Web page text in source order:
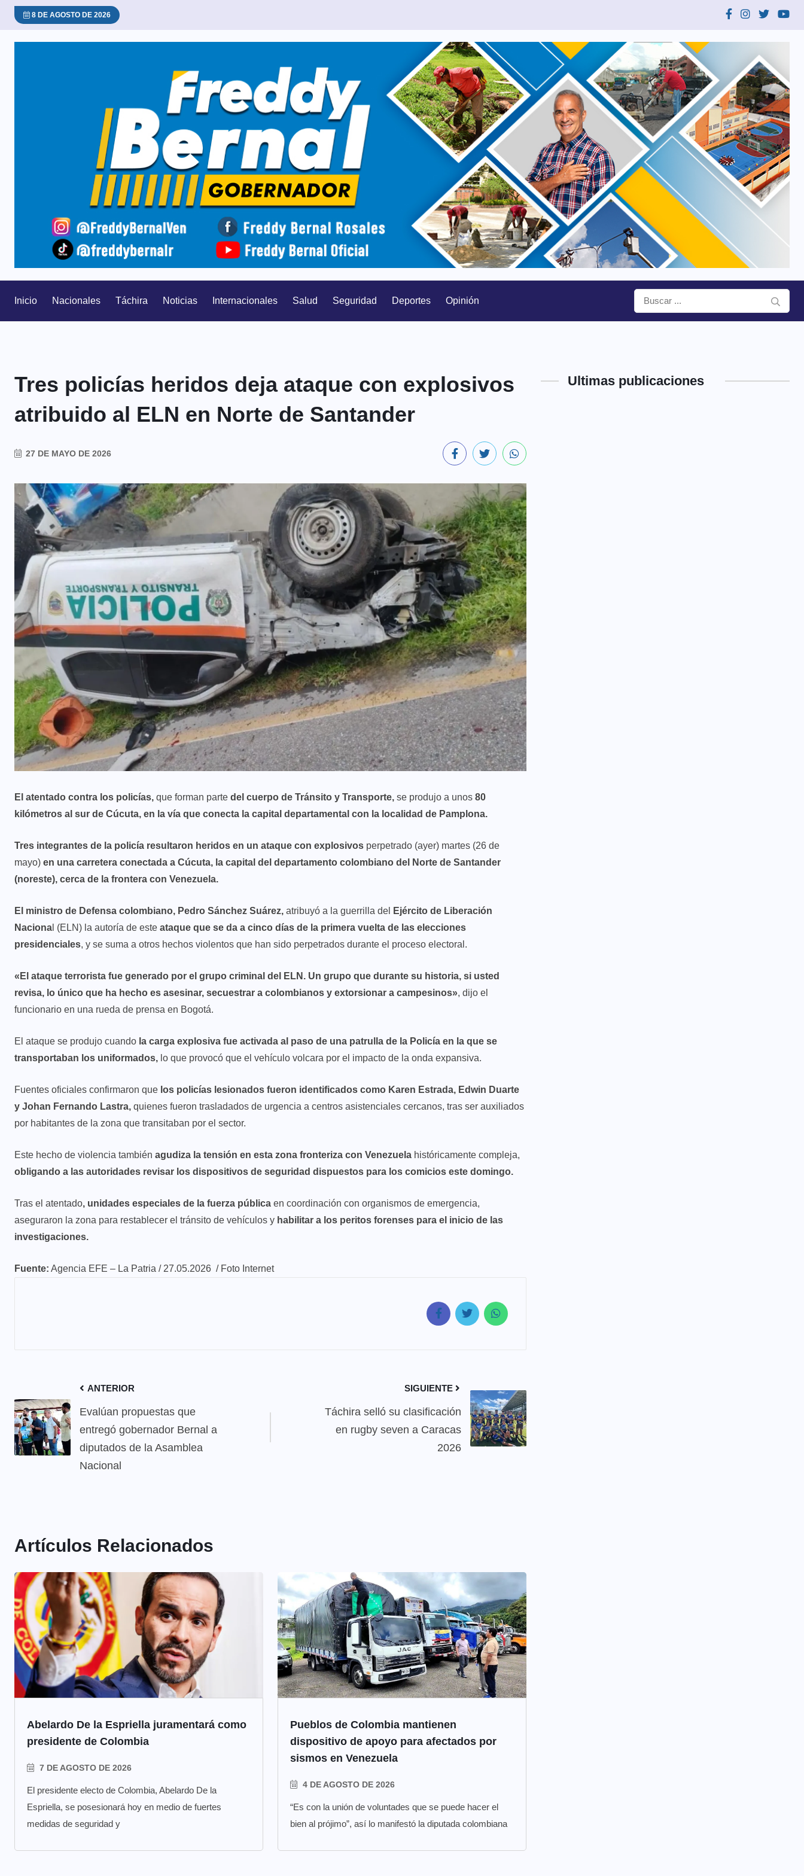
8 DE AGOSTO DE 2026
Inicio Nacionales Táchira Noticias Internacionales Salud Seguridad Deportes Opinión
Tres policías heridos deja ataque con explosivos
atribuido al ELN en Norte de Santander
27 DE MAYO DE 2026
El atentado contra los policías, que forman parte del cuerpo de Tránsito y Transporte, se produjo a unos 80
kilómetros al sur de Cúcuta, en la vía que conecta la capital departamental con la localidad de Pamplona.
Tres integrantes de la policía resultaron heridos en un ataque con explosivos perpetrado (ayer) martes (26 de
mayo) en una carretera conectada a Cúcuta, la capital del departamento colombiano del Norte de Santander
(noreste), cerca de la frontera con Venezuela.
El ministro de Defensa colombiano, Pedro Sánchez Suárez, atribuyó a la guerrilla del
Ejército de Liberación
Naciona l (ELN) la autoría de este ataque que se da a cinco días de la primera vuelta de las elecciones
presidenciales, y se suma a otros hechos violentos que han sido perpetrados durante el proceso electoral.
«El ataque terrorista fue generado por el grupo criminal del ELN. Un grupo que durante su historia, si usted
revisa, lo único que ha hecho es asesinar, secuestrar a colombianos y extorsionar a campesinos», dijo el
funcionario en una rueda de prensa en Bogotá.
El ataque se produjo cuando la carga explosiva fue activada al paso de una patrulla de la Policía en la que se
transportaban los uniformados, lo que provocó que el vehículo volcara por el impacto de la onda expansiva.
Fuentes oficiales confirmaron que los policías lesionados fueron identificados como Karen Estrada, Edwin Duarte
y Johan Fernando Lastra, quienes fueron trasladados de urgencia a centros asistenciales cercanos, tras ser auxiliados
por habitantes de la zona que transitaban por el sector.
Este hecho de violencia también agudiza la tensión en esta zona fronteriza con Venezuela históricamente compleja,
obligando a las autoridades revisar los dispositivos de seguridad dispuestos para los comicios este domingo.
Tras el atentado, unidades especiales de la fuerza pública en coordinación con organismos de emergencia,
aseguraron la zona para restablecer el tránsito de vehículos y habilitar a los peritos forenses para el inicio de las
investigaciones.
Fuente: Agencia EFE – La Patria / 27.05.2026 / Foto Internet
ANTERIOR
Evalúan propuestas que
entregó gobernador Bernal a
diputados de la Asamblea
Nacional
SIGUIENTE
Táchira selló su clasificación
en rugby seven a Caracas
2026
Artículos Relacionados
Abelardo De la Espriella juramentará como
presidente de Colombia
7 DE AGOSTO DE 2026
El presidente electo de Colombia, Abelardo De la
Espriella, se posesionará hoy en medio de fuertes
medidas de seguridad y
Pueblos de Colombia mantienen
dispositivo de apoyo para afectados por
sismos en Venezuela
4 DE AGOSTO DE 2026
“Es con la unión de voluntades que se puede hacer el
bien al prójimo”, así lo manifestó la diputada colombiana
Ultimas publicaciones